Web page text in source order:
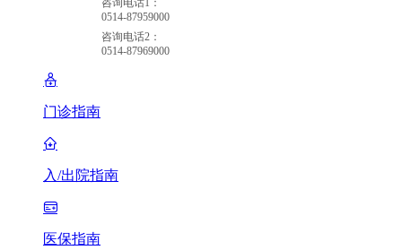
0514-87959000
咨询电话2：
0514-87969000
门诊指南
入/出院指南
医保指南